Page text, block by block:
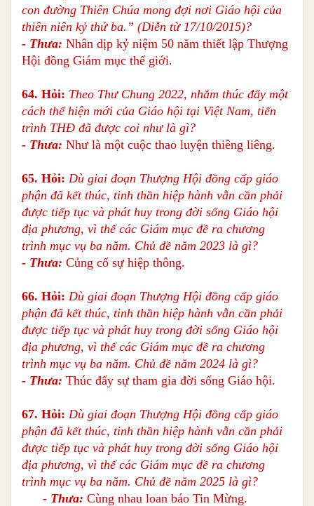
con đường Thiên Chúa mong đợi nơi Giáo hội của
thiên niên kỷ thứ ba.” (Diễn từ 17/10/2015)?
- Thưa: Nhân dịp kỷ niệm 50 năm thiết lập Thượng
Hội đồng Giám mục thế giới.
64. Hỏi: Theo Thư Chung 2022, nhằm thúc đẩy một
cách thể hiện mới của Giáo hội tại Việt Nam, tiến
trình THĐ đã được coi như là gì?
- Thưa: Như là một cuộc thao luyện thiêng liêng.
65. Hỏi: Dù giai đoạn Thượng Hội đồng cấp giáo
phận đã kết thúc, tinh thần hiệp hành vẫn cần phải
được tiếp tục và phát huy trong đời sống Giáo hội
địa phương, vì thế các Giám mục đề ra chương
trình mục vụ ba năm. Chủ đề năm 2023 là gì?
- Thưa: Củng cố sự hiệp thông.
66. Hỏi: Dù giai đoạn Thượng Hội đồng cấp giáo
phận đã kết thúc, tinh thần hiệp hành vẫn cần phải
được tiếp tục và phát huy trong đời sống Giáo hội
địa phương, vì thế các Giám mục đề ra chương
trình mục vụ ba năm. Chủ đề năm 2024 là gì?
- Thưa: Thúc đẩy sự tham gia đời sống Giáo hội.
67. Hỏi: Dù giai đoạn Thượng Hội đồng cấp giáo
phận đã kết thúc, tinh thần hiệp hành vẫn cần phải
được tiếp tục và phát huy trong đời sống Giáo hội
địa phương, vì thế các Giám mục đề ra chương
trình mục vụ ba năm. Chủ đề năm 2025 là gì?
- Thưa: Cùng nhau loan báo Tin Mừng.